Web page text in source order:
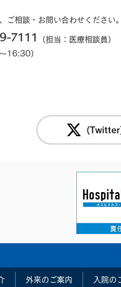
ご相談・お問い合わせください。
7111
（担当：医療相談員）
16:30）
外来のご案内 入院の